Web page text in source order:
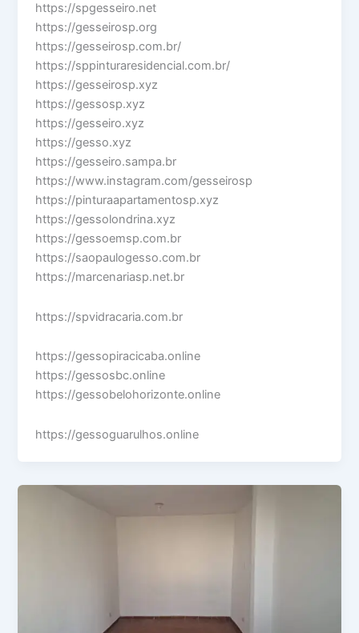
https://spgesseiro.net
https://gesseirosp.org
https://gesseirosp.com.br/
https://sppinturaresidencial.com.br/
https://gesseirosp.xyz
https://gessosp.xyz
https://gesseiro.xyz
https://gesso.xyz
https://gesseiro.sampa.br
https://www.instagram.com/gesseirosp
https://pinturaapartamentosp.xyz
https://gessolondrina.xyz
https://gessoemsp.com.br
https://saopaulogesso.com.br
https://marcenariasp.net.br
https://spvidracaria.com.br
https://gessopiracicaba.online
https://gessosbc.online
https://gessobelohorizonte.online
https://gessoguarulhos.online